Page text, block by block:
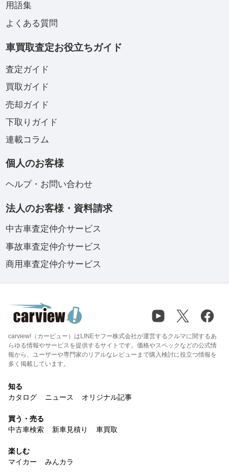
用語集
よくある質問
車買取査定お役立ちガイド
査定ガイド
買取ガイド
売却ガイド
下取りガイド
連載コラム
個人のお客様
ヘルプ・お問い合わせ
法人のお客様・資料請求
中古車査定仲介サービス
事故車査定仲介サービス
商用車査定仲介サービス
carview!（カービュー）はLINEヤフー株式会社が運営するクルマに関するあ
らゆる情報やサービスを提供するサイトです。価格やスペックなどの公式情
報から、ユーザーや専門家のリアルなレビューまで購入検討に役立つ情報を
多く掲載しています。
知る
カタログ
ニュース オリジナル記事
買う・売る
中古車検索
新車見積り 車買取
楽しむ
マイカー
みんカラ